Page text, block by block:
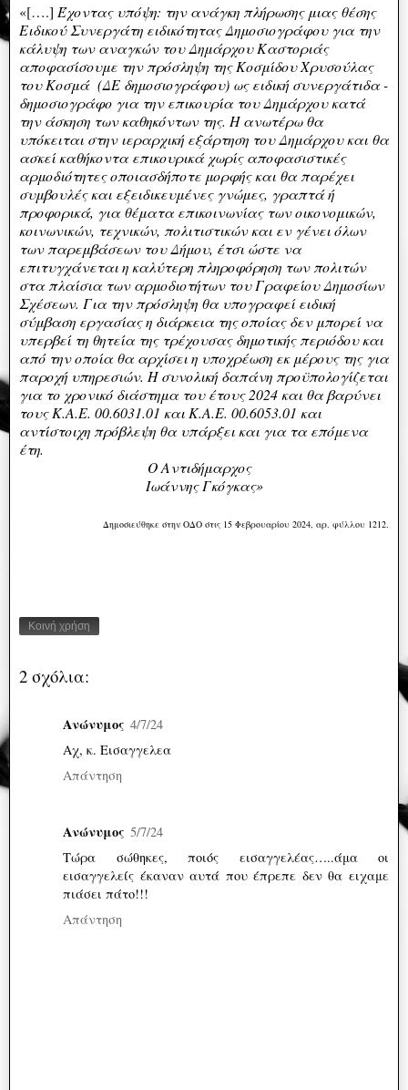
«[….] Έχοντας υπόψη: την ανάγκη πλήρωσης μιας θέσης
Ειδικού Συνεργάτη ειδικότητας Δημοσιογράφου για την
κάλυψη των αναγκών του Δημάρχου Καστοριάς
αποφασίσουμε την πρόσληψη της Κοσμίδου Χρυσούλας
του Κοσμά (ΔΕ δημοσιογράφου) ως ειδική συνεργάτιδα -
δημοσιογράφο για την επικουρία του Δημάρχου κατά
την άσκηση των καθηκόντων της. H ανωτέρω θα
υπόκειται στην ιεραρχική εξάρτηση του Δημάρχου και θα
ασκεί καθήκοντα επικουρικά χωρίς αποφασιστικές
αρμοδιότητες οποιασδήποτε μορφής και θα παρέχει
συμβουλές και εξειδικευμένες γνώμες, γραπτά ή
προφορικά, για θέματα επικοινωνίας των οικονομικών,
κοινωνικών, τεχνικών, πολιτιστικών και εν γένει όλων
των παρεμβάσεων του Δήμου, έτσι ώστε να
επιτυγχάνεται η καλύτερη πληροφόρηση των πολιτών
στα πλαίσια των αρμοδιοτήτων του Γραφείου Δημοσίων
Σχέσεων. Για την πρόσληψη θα υπογραφεί ειδική
σύμβαση εργασίας η διάρκεια της οποίας δεν μπορεί να
υπερβεί τη θητεία της τρέχουσας δημοτικής περιόδου και
από την οποία θα αρχίσει η υποχρέωση εκ μέρους της για
παροχή υπηρεσιών. Η συνολική δαπάνη προϋπολογίζεται
για το χρονικό διάστημα του έτους 2024 και θα βαρύνει
τους Κ.Α.Ε. 00.6031.01 και Κ.Α.Ε. 00.6053.01 και
αντίστοιχη πρόβλεψη θα υπάρξει και για τα επόμενα
έτη.
Ο Αντιδήμαρχος
Ιωάννης Γκόγκας»
Δημοσιεύθηκε στην ΟΔΟ στις 15 Φεβρουαρίου 2024, αρ. φύλλου 1212.
Κοινή χρήση
2 σχόλια:
Ανώνυμος 4/7/24
Αχ, κ. Εισαγγελεα
Απάντηση
Ανώνυμος 5/7/24
Τώρα σώθηκες, ποιός εισαγγελέας…..άμα οι
εισαγγελείς έκαναν αυτά που έπρεπε δεν θα ειχαμε
πιάσει πάτο!!!
Απάντηση